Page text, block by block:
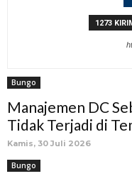
1273
Bungo
Manajemen DC
Tidak Terjadi di
Kamis, 30 Juli 2026
Bungo